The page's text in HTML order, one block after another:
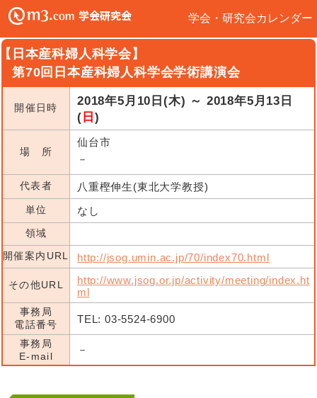
学会・研究会カレンダー
日本産科婦人科学会】
第70回日本産科婦人科学会学術講演会
開催日時
2018年5月10日(木) ～ 2018年5月13日
( 日 )
場 所
仙台市
－
代表者 八重樫伸生(東北大学教授)
単位 なし
領域
開催案内URL
http://jsog.umin.ac.jp/70/index70.html
その他URL
http://www.jsog.or.jp/activity/meeting/index.ht
ml
事務局
電話番号
TEL: 03-5524-6900
事務局
E-mail
－